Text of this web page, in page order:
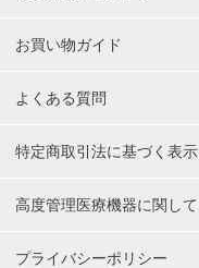
お買い物ガイド
よくある質問
特定商取引法に基づく表示
高度管理医療機器に関して
プライバシーポリシー